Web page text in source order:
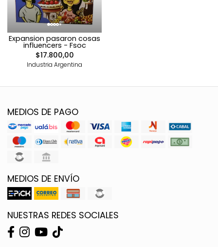
Expansion pasaron cosas
influencers - Fsoc
$17.800,00
Industria Argentina
MEDIOS DE PAGO
MEDIOS DE ENVÍO
NUESTRAS REDES SOCIALES